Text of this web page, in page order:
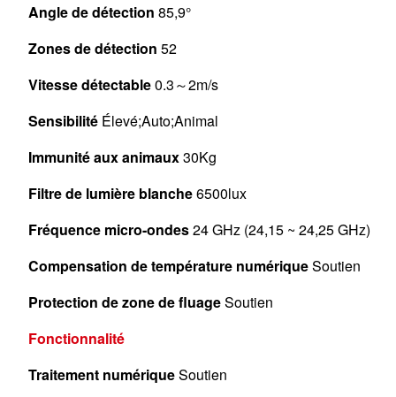
Angle de détection 85,9°
Zones de détection 52
Vitesse détectable0.3～2m/s
Sensibilité Élevé;Auto;Animal
Immunité aux animaux30Kg
Filtre de lumière blanche6500lux
Fréquence micro-ondes24 GHz (24,15 ~ 24,25 GHz)
Compensation de température numériqueSoutien
Protection de zone de fluageSoutien
Fonctionnalité
Traitement numériqueSoutien